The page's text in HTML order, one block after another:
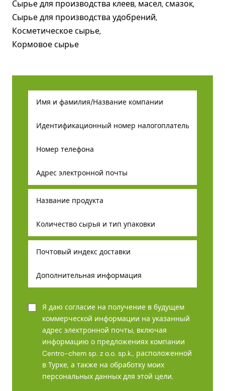
Сырье для производства клеев, масел, смазок,
Сырье для производства удобрений,
Косметическое сырье,
Кормовое сырье
Я даю согласие на получение в будущем
коммерческой информации на указанный
адрес электронной почты, включая
информацию о предложениях компании
Centro-chem sp. z o.o. sp.k., расположенной
в Турке, а также на обработку моих
персональных данных для этой цели.